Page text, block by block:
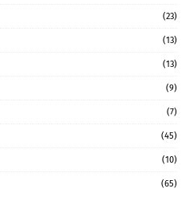
(23)
(13)
(13)
(9)
(7)
(45)
(10)
(65)